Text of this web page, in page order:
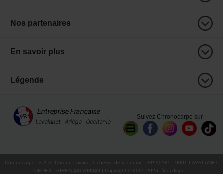
Nos partenaires
En savoir plus
Légende
Suivez Chronocarpe sur
Chronocarpe : S.A.S. Chrono Loisirs - 1 chemin de la coume - BP 90185 - 9301 LAVELANET
CEDEX - SIREN 481703049 | Copyright © 2005-2026 ∇ ccdispo